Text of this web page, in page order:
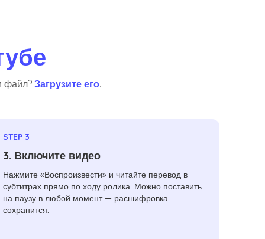
файл? Загрузите его.
STEP 3
3. Включите видео
Нажмите «Воспроизвести» и читайте перевод в
субтитрах прямо по ходу ролика. Можно поставить
на паузу в любой момент — расшифровка
сохранится.